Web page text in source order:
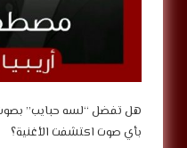
هل تفضل “لسه حبايب”
بأي صوت اكتشفت الأغنية؟